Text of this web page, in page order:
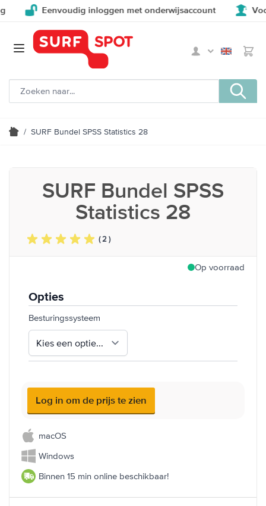
Eenvoudig inloggen met onderwijsaccount Voor
/ SURF Bundel SPSS Statistics 28
SURF Bundel SPSS
Statistics 28
( 2 )
Op voorraad
Opties
Besturingssysteem
Log in om de prijs te zien
macOS
Windows
Binnen 15 min online beschikbaar!